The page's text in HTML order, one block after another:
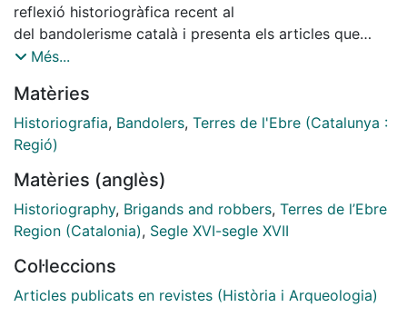
reflexió historiogràfica recent al
del bandolerisme català i presenta els articles que
componen el Dossier. Les obres
(1991, 1993) conformen un marc
general d'anàlisi, amb aportacions rellevants de
caràcter cronològic, geogràfic i social
Sembla prou demostrada la
entre el bandolerisme i l'aparició de l'estat modern -i
de la violència d'estat-. Pel
clar paral·lelisme entre els
àlgids del bandolerisme català i els grans canvis
Més...
Matèries
Historiografia, Bandolers, Terres de l'Ebre (Catalunya :
Regió)
Matèries (anglès)
Historiography, Brigands and robbers, Terres de l’Ebre
Region (Catalonia), Segle XVI-segle XVII
Col·leccions
Articles publicats en revistes (Història i Arqueologia)